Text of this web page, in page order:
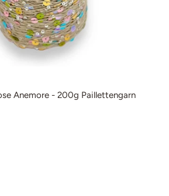
Anemore - 200g Paillettengarn